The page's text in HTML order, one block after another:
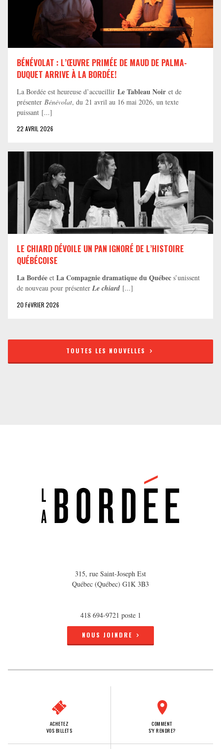
BÉNÉVOLAT : L’ŒUVRE PRIMÉE DE MAUD DE PALMA-
DUQUET ARRIVE À LA BORDÉE!
La Bordée est heureuse d’accueillir Le Tableau Noir et de
présenter Bénévolat, du 21 avril au 16 mai 2026, un texte
puissant [...]
22 AVRIL 2026
LE CHIARD DÉVOILE UN PAN IGNORÉ DE L’HISTOIRE
QUÉBÉCOISE
La Bordée et La Compagnie dramatique du Québec s’unissent
de nouveau pour présenter Le chiard [...]
20 FéVRIER 2026
TOUTES LES NOUVELLES
315, rue Saint-Joseph Est
Québec (Québec) G1K 3B3
418 694-9721 poste 1
NOUS JOINDRE
ACHETEZ
VOS BILLETS
COMMENT
S'Y RENDRE?